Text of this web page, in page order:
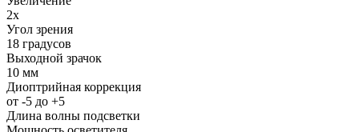
2х
Угол зрения
18 градусов
Выходной зрачок
10 мм
Диоптрийная коррекция
от -5 до +5
Длина волны подсветки